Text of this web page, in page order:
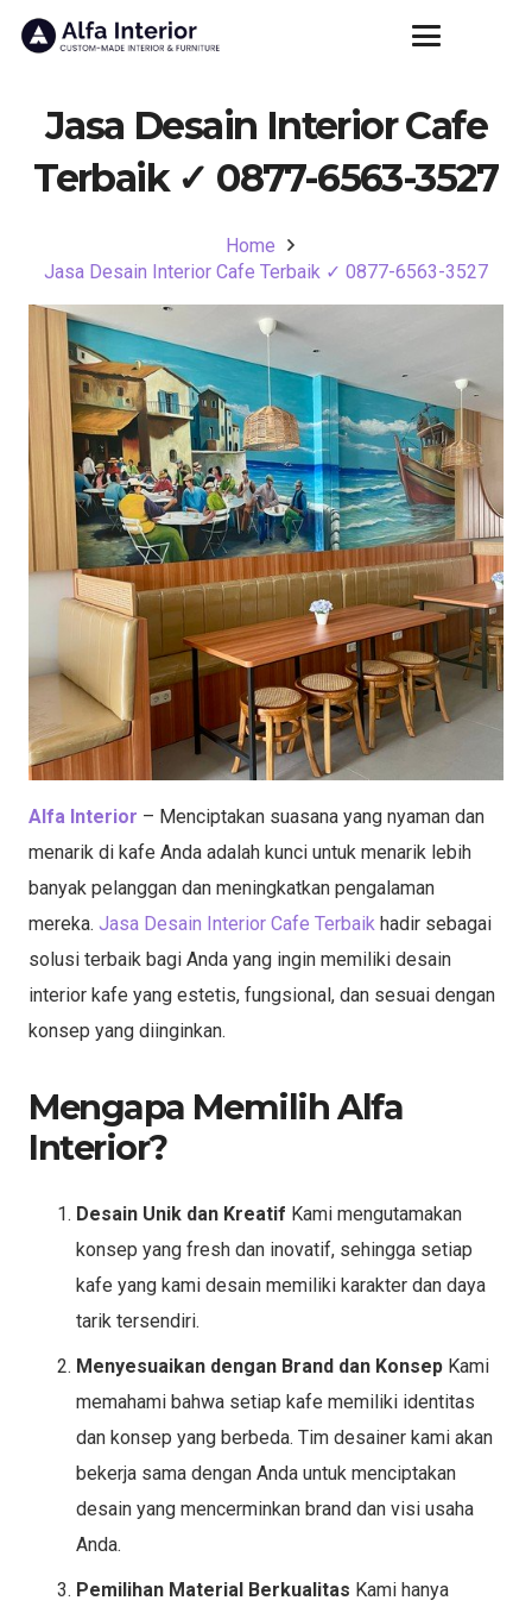
Jasa Desain Interior Cafe
Terbaik ✓ 0877-6563-3527
Home
Jasa Desain Interior Cafe Terbaik ✓ 0877-6563-3527
Alfa Interior – Menciptakan suasana yang nyaman dan
menarik di kafe Anda adalah kunci untuk menarik lebih
banyak pelanggan dan meningkatkan pengalaman
mereka. Jasa Desain Interior Cafe Terbaik hadir sebagai
solusi terbaik bagi Anda yang ingin memiliki desain
interior kafe yang estetis, fungsional, dan sesuai dengan
konsep yang diinginkan.
Mengapa Memilih Alfa
Interior?
Desain Unik dan Kreatif Kami mengutamakan
konsep yang fresh dan inovatif, sehingga setiap
kafe yang kami desain memiliki karakter dan daya
tarik tersendiri.
Menyesuaikan dengan Brand dan Konsep Kami
memahami bahwa setiap kafe memiliki identitas
dan konsep yang berbeda. Tim desainer kami akan
bekerja sama dengan Anda untuk menciptakan
desain yang mencerminkan brand dan visi usaha
Anda.
Pemilihan Material Berkualitas Kami hanya